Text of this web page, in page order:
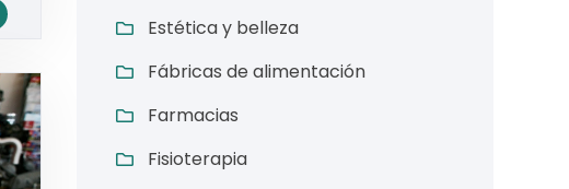
Estética y belleza
Fábricas de alimentación
Farmacias
Fisioterapia